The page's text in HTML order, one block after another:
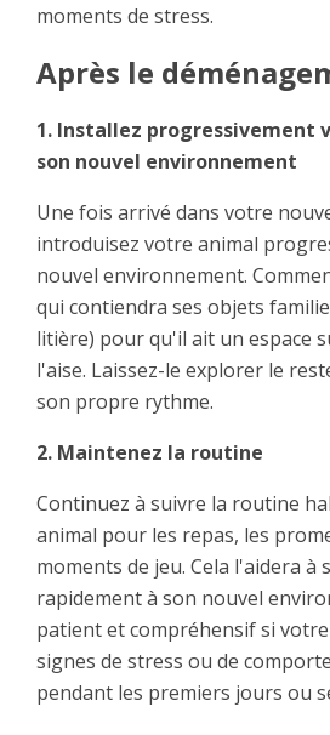
moments de stress.
Après le
1. Installez progressivement
son nouvel environnement
Une fois arrivé dans votre
introduisez votre animal
nouvel environnement.
qui contiendra ses objets
litière) pour qu'il ait un espace
l'aise. Laissez-le explorer le
son propre rythme.
2. Maintenez la routine
Continuez à suivre la routine
animal pour les repas, les
moments de jeu. Cela l'aidera à
rapidement à son nouvel
patient et compréhensif si
signes de stress ou de
pendant les premiers jours ou